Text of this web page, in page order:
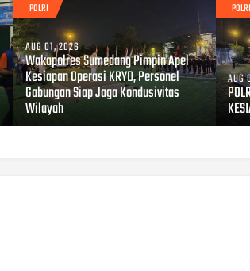
POLRI
AUG 01, 2026
Wakapolres Sumedang Pimpin Apel
Kesiapan Operasi KRYD, Personel
Gabungan Siap Jaga Kondusivitas
Wilayah
POLRI
AUG